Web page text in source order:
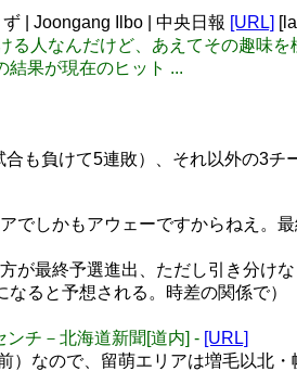
| Joongang Ilbo | 中央日報 [URL]
人なんだけど、あえてその趣味
結果が現在のヒット ...
ち
も負けて5連敗）、それ以外の3チ
でしかもアウェーですからねえ。
最終予選進出、ただし引き分け
ると予想される。時差の関係で）
チ－北海道新聞[道内] - [URL]
なので、留萌エリアは増毛以北・